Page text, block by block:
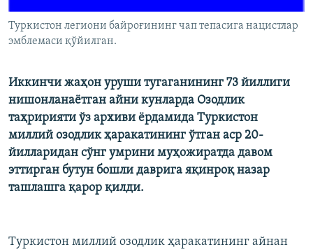
Туркистон легиони байроғининг чап тепасига нацистлар
эмблемаси қўйилган.
Иккинчи жаҳон уруши тугаганининг 73 йиллиги
нишонланаëтган айни кунларда Озодлик
таҳририяти ўз архиви ëрдамида Туркистон
миллий озодлик ҳаракатининг ўтган аср 20-
йилларидан сўнг умрини муҳожиратда давом
эттирган бутун бошли даврига яқинроқ назар
ташлашга қарор қилди.
Туркистон миллий озодлик ҳаракатининг айнан